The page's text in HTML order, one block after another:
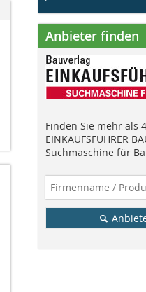
Anbieter finden
Finden Sie mehr als
EINKAUFSFÜHRER
Suchmaschine für